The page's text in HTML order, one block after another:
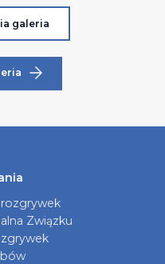
galeria
Związku